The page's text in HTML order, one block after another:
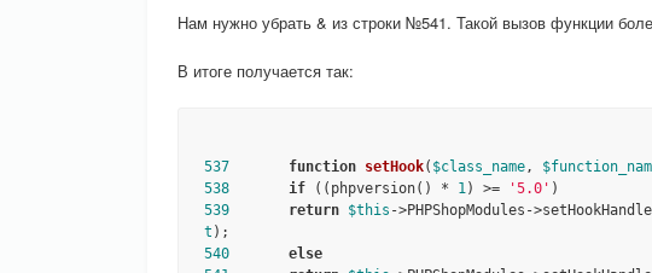
Нам нужно убрать & из строки №541. Такой вызов функции
В итоге получается так:
537 function setHook( $class_name,
538
if ((phpversion() * 1) >= '5.0'
539
return $this ->PHPShopModules-
t
540
else